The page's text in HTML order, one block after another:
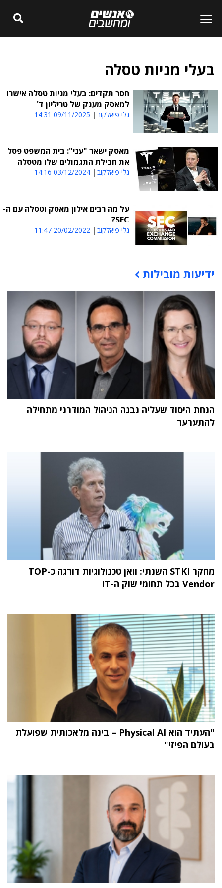
בעלי מניות טסלה
חסר תקדים: בעלי מניות טסלה אישרו
למאסק מענק של טריליון ד'
גלי פיאלקוב 09/11/2025 14:31
מאסק ישאר "עני": בית המשפט פסל
את חבילת התגמולים שלו מטסלה
גלי פיאלקוב 03/12/2024 14:16
על מה רבים אילון מאסק וטסלה עם ה-
SEC?
גלי פיאלקוב 20/02/2022 11:47
תוכן פרסומי
ידיעות מובילות
הנחת היסוד שעליה נבנה הניהול המודרני מתחילה
להתערער
מחקר STKI השנתי: וואן טכנולוגיות דורגה כ-TOP
Vendor בכל תחומי שוק ה-IT
"העתיד הוא Physical AI – בינה מלאכותית שפועלת
בעולם הפיזי"